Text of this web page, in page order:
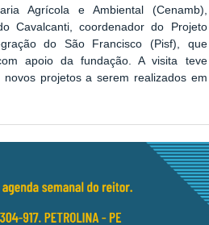
Agrícola e Ambiental (Cenamb),
Cavalcanti, coordenador do Projeto
do São Francisco (Pisf), que
apoio da fundação. A visita teve
projetos a serem realizados em